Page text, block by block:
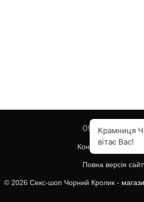
097 455-82-67
Контактна
Повна версія
© 2026 Секс-шоп Чорний Кролик -